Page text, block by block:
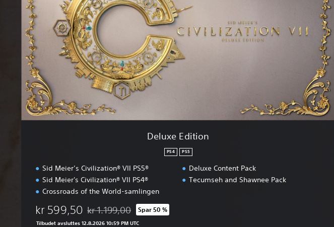
Deluxe Edition
PS4 PS5
Sid Meier’s Civilization® VII PS5®
Sid Meier's Civilization® VII PS4®
Crossroads of the World-samlingen
Deluxe Content Pack
Tecumseh and Shawnee Pack
kr 599,50 Nedsatt fra opprinnelig pris på kr 1.199,00
kr 1.199,00 Spar 50 %
Tilbudet avsluttes 12.8.2026 10:59 PM UTC